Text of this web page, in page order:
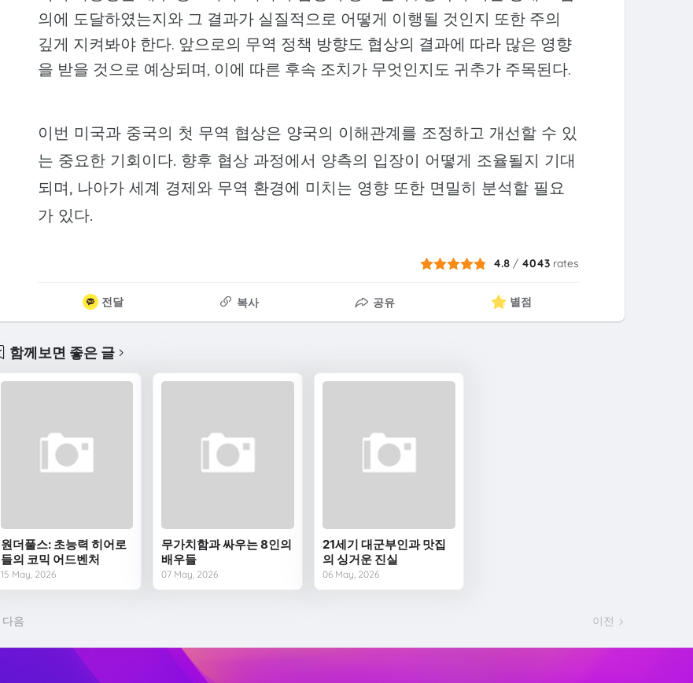
의에 도달하였는지와 그 결과가 실질적으로 어떻게 이행될 것인지 또한 주의
깊게 지켜봐야 한다. 앞으로의 무역 정책 방향도 협상의 결과에 따라 많은 영향
을 받을 것으로 예상되며, 이에 따른 후속 조치가 무엇인지도 귀추가 주목된다.
이번 미국과 중국의 첫 무역 협상은 양국의 이해관계를 조정하고 개선할 수 있
는 중요한 기회이다. 향후 협상 과정에서 양측의 입장이 어떻게 조율될지 기대
되며, 나아가 세계 경제와 무역 환경에 미치는 영향 또한 면밀히 분석할 필요
가 있다.
4.8 / 4043 rates
전달 복사 공유 별점
함께보면 좋은 글
원더풀스: 초능력 히어로
들의 코믹 어드벤처
15 May, 2026
무가치함과 싸우는 8인의
배우들
07 May, 2026
21세기 대군부인과 맛집
의 싱거운 진실
06 May, 2026
다음 이전